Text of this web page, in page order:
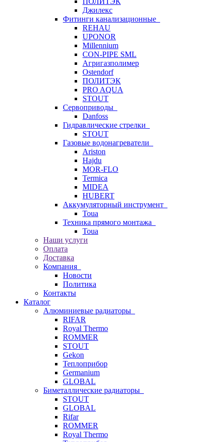
Джилекс
Фитинги канализационные
REHAU
UPONOR
Millennium
CON-PIPE SML
Агригазполимер
Ostendorf
ПОЛИТЭК
PRO AQUA
STOUT
Сервоприводы
Danfoss
Гидравлические стрелки
STOUT
Газовые водонагреватели
Ariston
Hajdu
MOR-FLO
Termica
MIDEA
HUBERT
Аккумуляторный инструмент
Toua
Техника прямого монтажа
Toua
Наши услуги
Оплата
Доставка
Компания
Новости
Политика
Контакты
Каталог
Алюминиевые радиаторы
RIFAR
Royal Thermo
ROMMER
STOUT
Gekon
Теплоприбор
Germanium
GLOBAL
Биметаллические радиаторы
STOUT
GLOBAL
Rifar
ROMMER
Royal Thermo